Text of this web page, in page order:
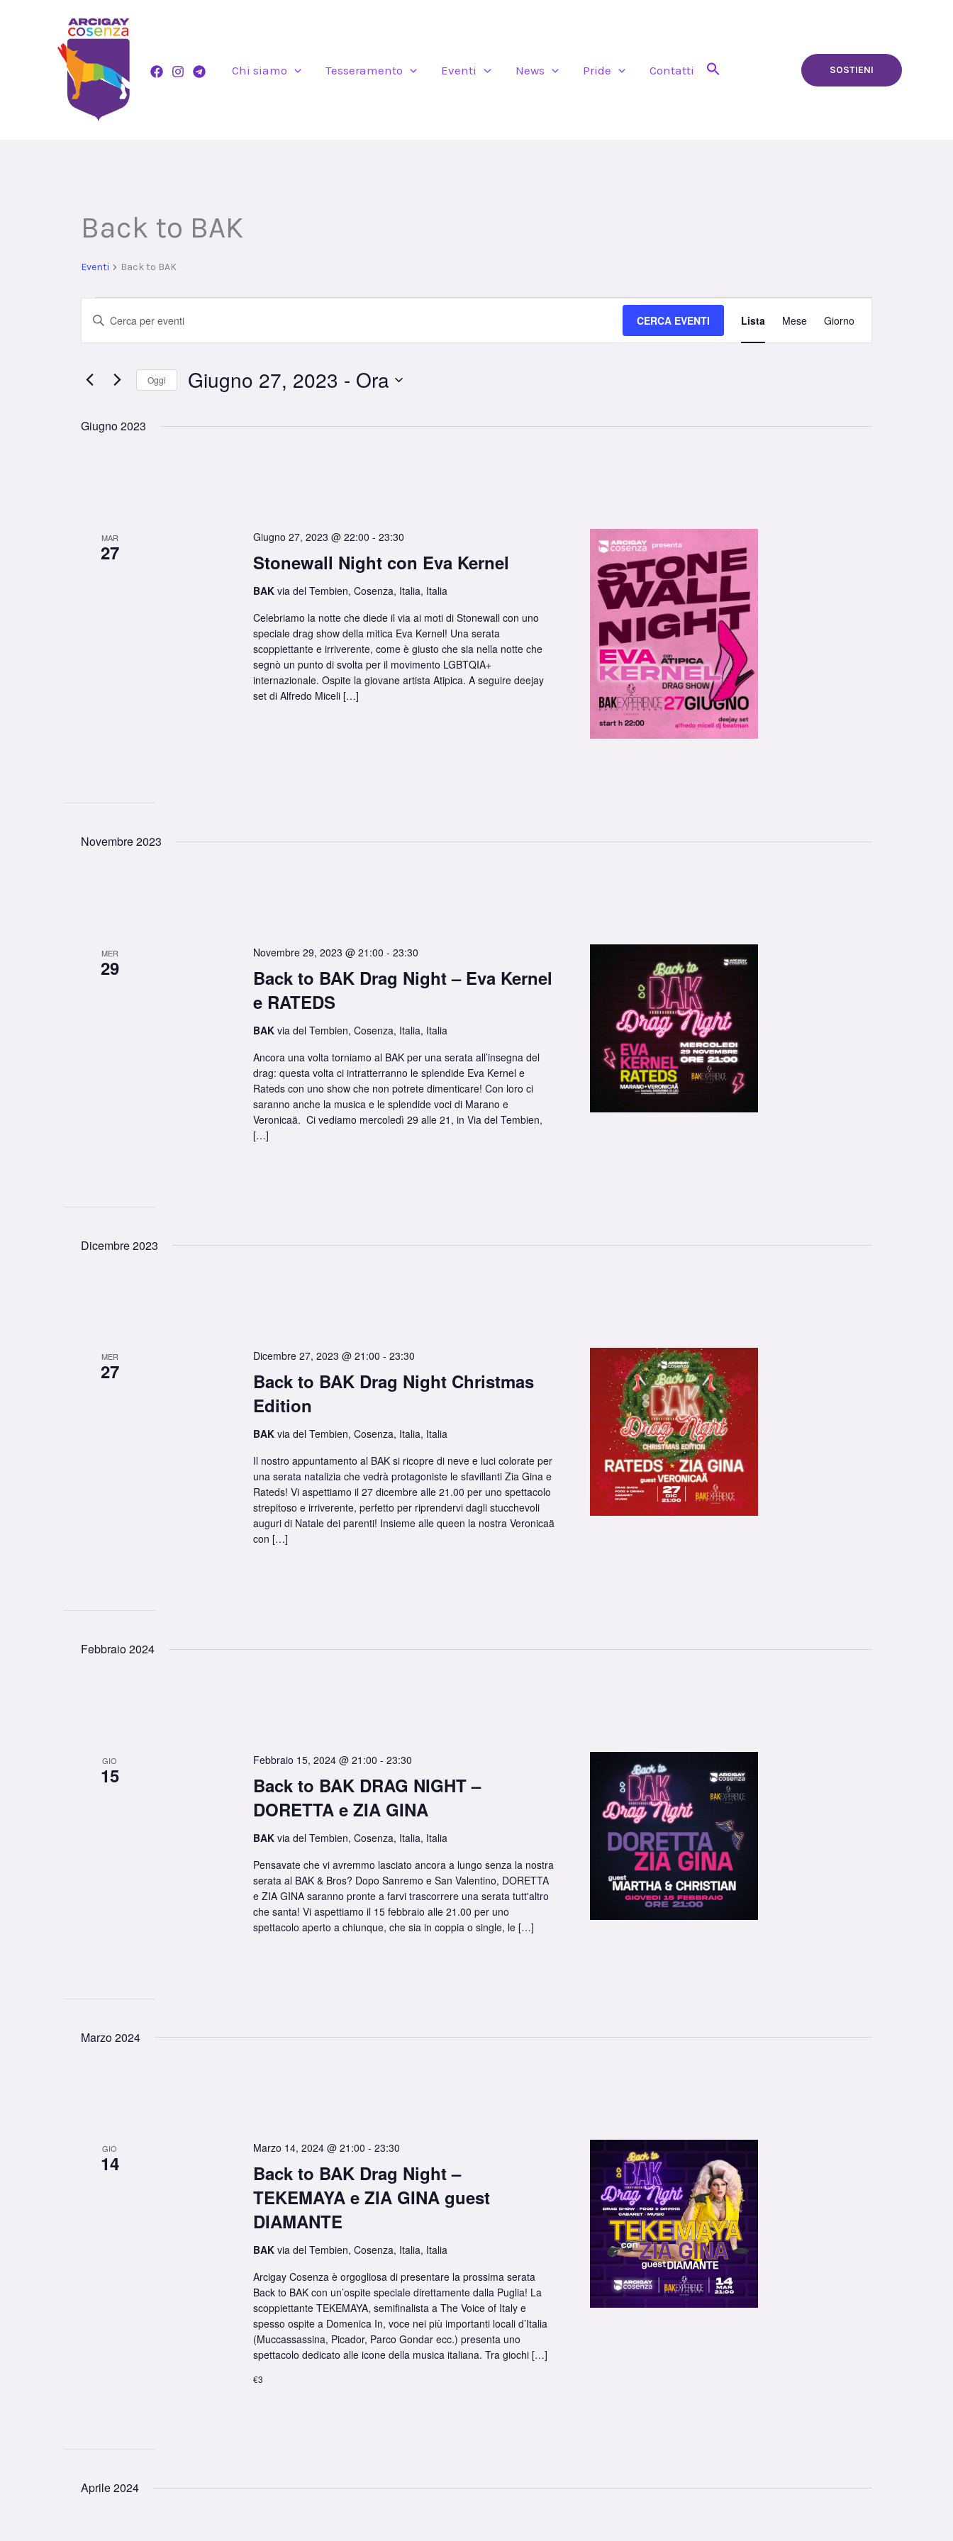
Chi siamo
Tesseramento Eventi News Pride Contatti SOSTIENI
Back to BAK
Eventi Back to BAK
Eventi
Ricerca
Navigazione
Inserisci
Cerca
Parola
CERCA EVENTI
Viste
Lista Mese Giorno
Oggi Giugno 27, 2023 - Ora
la
Giugno 2023
MAR
27 Stonewall Night con Eva Kernel
Giugno 27, 2023 @ 22:00 - 23:30
BAK via del Tembien, Cosenza, Italia, Italia
Celebriamo la notte che diede il via ai moti di Stonewall con uno
speciale drag show della mitica Eva Kernel! Una serata
scoppiettante e irriverente, come è giusto che sia nella notte che
segnò un punto di svolta per il movimento LGBTQIA+
internazionale. Ospite la giovane artista Atipica. A seguire deejay
set di Alfredo Miceli […]
Novembre 2023
MER
29
Back to BAK Drag Night – Eva Kernel
e RATEDS
Novembre 29, 2023 @ 21:00 - 23:30
BAK via del Tembien, Cosenza, Italia, Italia
Ancora una volta torniamo al BAK per una serata all’insegna del
drag: questa volta ci intratterranno le splendide Eva Kernel e
Rateds con uno show che non potrete dimenticare! Con loro ci
saranno anche la musica e le splendide voci di Marano e
Veronicaä. ️ Ci vediamo mercoledì 29 alle 21, in Via del Tembien,
[…]
Dicembre 2023
MER
27
Back to BAK Drag Night Christmas
Edition
Dicembre 27, 2023 @ 21:00 - 23:30
BAK via del Tembien, Cosenza, Italia, Italia
Il nostro appuntamento al BAK si ricopre di neve e luci colorate per
una serata natalizia che vedrà protagoniste le sfavillanti Zia Gina e
Rateds! Vi aspettiamo il 27 dicembre alle 21.00 per uno spettacolo
strepitoso e irriverente, perfetto per riprendervi dagli stucchevoli
auguri di Natale dei parenti! Insieme alle queen la nostra Veronicaä
con […]
Febbraio 2024
GIO
15
Back to BAK DRAG NIGHT –
DORETTA e ZIA GINA
Febbraio 15, 2024 @ 21:00 - 23:30
BAK via del Tembien, Cosenza, Italia, Italia
Pensavate che vi avremmo lasciato ancora a lungo senza la nostra
serata al BAK & Bros? Dopo Sanremo e San Valentino, DORETTA
e ZIA GINA saranno pronte a farvi trascorrere una serata tutt'altro
che santa! Vi aspettiamo il 15 febbraio alle 21.00 per uno
spettacolo aperto a chiunque, che sia in coppia o single, le […]
Marzo 2024
GIO
14
Back to BAK Drag Night –
TEKEMAYA e ZIA GINA guest
DIAMANTE
Marzo 14, 2024 @ 21:00 - 23:30
BAK via del Tembien, Cosenza, Italia, Italia
Arcigay Cosenza è orgogliosa di presentare la prossima serata
Back to BAK con un’ospite speciale direttamente dalla Puglia! La
scoppiettante TEKEMAYA, semifinalista a The Voice of Italy e
spesso ospite a Domenica In, voce nei più importanti locali d’Italia
(Muccassassina, Picador, Parco Gondar ecc.) presenta uno
spettacolo dedicato alle icone della musica italiana. Tra giochi […]
€3
Aprile 2024